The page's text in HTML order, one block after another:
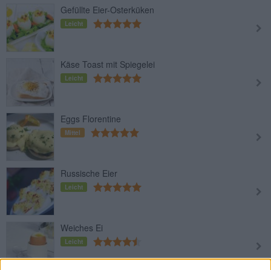
Gefüllte Eier-Osterküken
Leicht
Käse Toast mit Spiegelei
Leicht
Eggs Florentine
Mittel
Russische Eier
Leicht
Weiches Ei
Leicht